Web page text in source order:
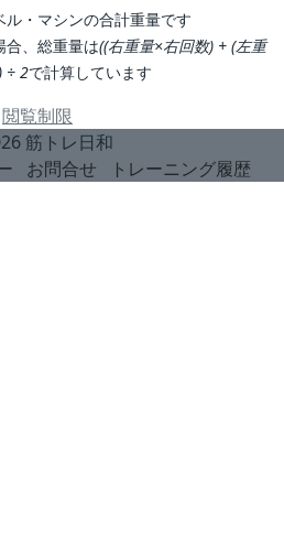
ル・マシンの合計重量です
、総重量は((右重量×右回数) + (左重
÷ 2で計算しています
閲覧制限
筋トレ日和
お問合せ トレーニング履歴